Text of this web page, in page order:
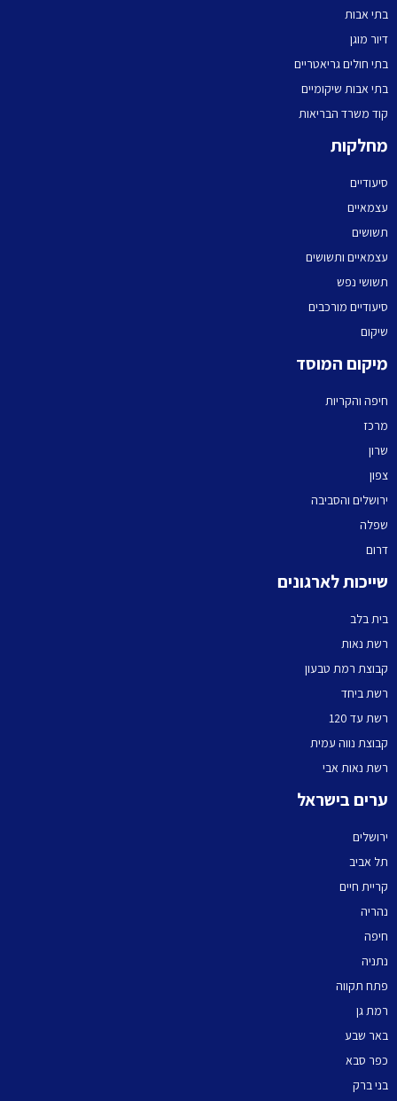
בתי אבות
דיור מוגן
בתי חולים גריאטריים
בתי אבות שיקומיים
קוד משרד הבריאות
מחלקות
סיעודיים
עצמאיים
תשושים
עצמאיים ותשושים
תשושי נפש
סיעודיים מורכבים
שיקום
מיקום המוסד
חיפה והקריות
מרכז
שרון
צפון
ירושלים והסביבה
שפלה
דרום
שייכות לארגונים
בית בלב
רשת נאות
קבוצת רמת טבעון
רשת ביחד
רשת עד 120
קבוצת נווה עמית
רשת נאות אבי
ערים בישראל
ירושלים
תל אביב
קריית חיים
נהריה
חיפה
נתניה
פתח תקווה
רמת גן
באר שבע
כפר סבא
בני ברק